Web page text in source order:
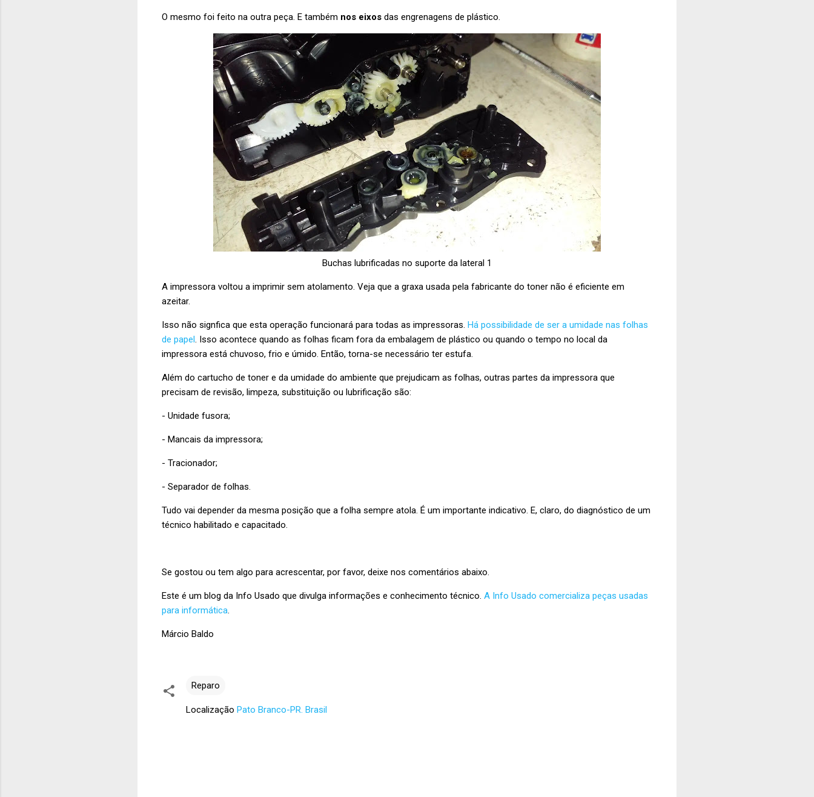
O mesmo foi feito na outra peça. E também nos eixos das engrenagens de plástico.
Buchas lubrificadas no suporte da lateral 1
A impressora voltou a imprimir sem atolamento. Veja que a graxa usada pela fabricante do toner não é eficiente em
azeitar.
Isso não signfica que esta operação funcionará para todas as impressoras. Há possibilidade de ser a umidade nas folhas
de papel. Isso acontece quando as folhas ficam fora da embalagem de plástico ou quando o tempo no local da
impressora está chuvoso, frio e úmido. Então, torna-se necessário ter estufa.
Além do cartucho de toner e da umidade do ambiente que prejudicam as folhas, outras partes da impressora que
precisam de revisão, limpeza, substituição ou lubrificação são:
- Unidade fusora;
- Mancais da impressora;
- Tracionador;
- Separador de folhas.
Tudo vai depender da mesma posição que a folha sempre atola. É um importante indicativo. E, claro, do diagnóstico de um
técnico habilitado e capacitado.
Se gostou ou tem algo para acrescentar, por favor, deixe nos comentários abaixo.
Este é um blog da Info Usado que divulga informações e conhecimento técnico. A Info Usado comercializa peças usadas
para informática.
Márcio Baldo
Reparo
Localização Pato Branco-PR. Brasil